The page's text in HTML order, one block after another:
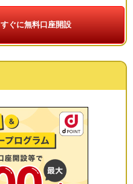
すぐに無料口座開設